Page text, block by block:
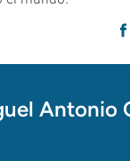
Antonio